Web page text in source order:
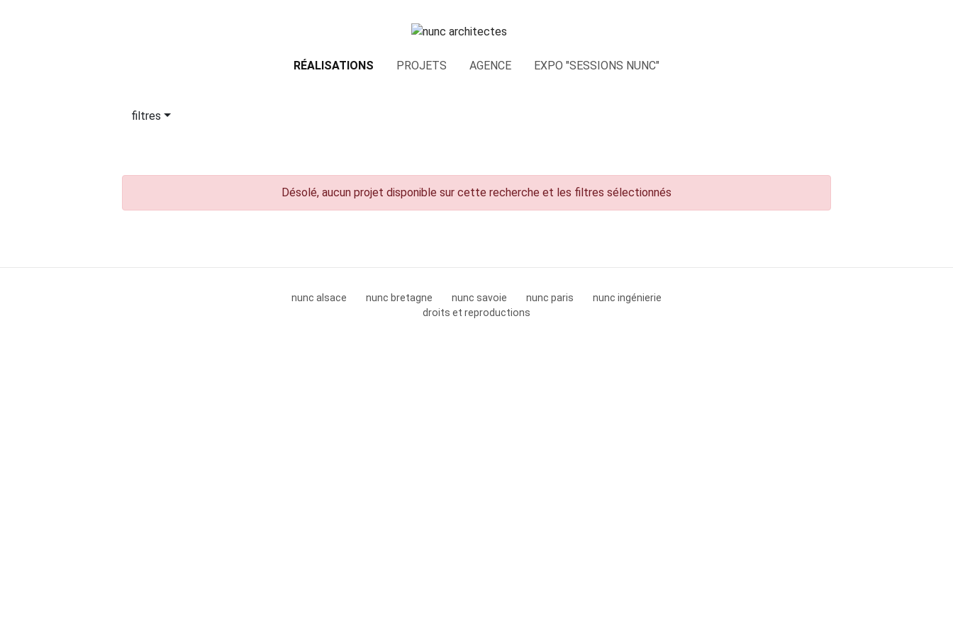
RÉALISATIONS PROJETS AGENCE EXPO "SESSIONS NUNC"
filtres
Désolé, aucun projet disponible sur cette recherche et les filtres sélectionnés
nunc alsace nunc bretagne nunc savoie nunc paris
nunc ingénierie
droits et reproductions